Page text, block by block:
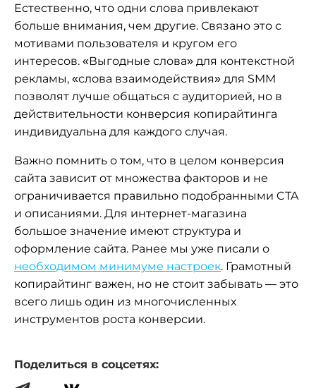
Естественно, что одни слова привлекают
больше внимания, чем другие. Связано это с
мотивами пользователя и кругом его
интересов. «Выгодные слова» для контекстной
рекламы, «слова взаимодействия» для SMM
позволят лучше общаться с аудиторией, но в
действительности конверсия копирайтинга
индивидуальна для каждого случая.
Важно помнить о том, что в целом конверсия
сайта зависит от множества факторов и не
ограничивается правильно подобранными CTA
и описаниями. Для интернет-магазина
большое значение имеют структура и
оформление сайта. Ранее мы уже писали о
необходимом минимуме настроек. Грамотный
копирайтинг важен, но не стоит забывать — это
всего лишь один из многочисленных
инструментов роста конверсии.
Поделиться в соцсетях: